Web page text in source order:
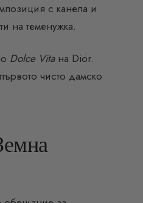
с канела и
на теменужка.
Dolce Vitaна Dior.
чисто дамско